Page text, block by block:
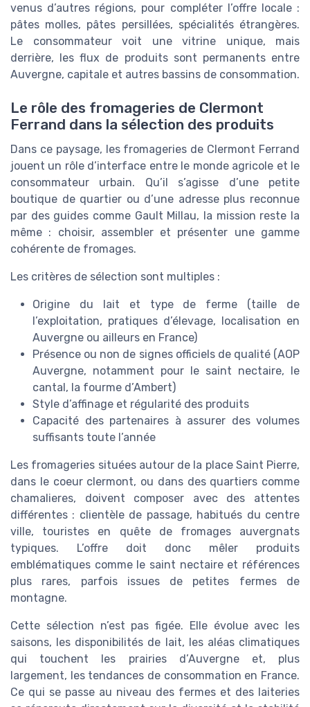
venus d’autres régions, pour compléter l’offre locale :
pâtes molles, pâtes persillées, spécialités étrangères.
Le consommateur voit une vitrine unique, mais
derrière, les flux de produits sont permanents entre
Auvergne, capitale et autres bassins de consommation.
Le rôle des fromageries de Clermont
Ferrand dans la sélection des produits
Dans ce paysage, les fromageries de Clermont Ferrand
jouent un rôle d’interface entre le monde agricole et le
consommateur urbain. Qu’il s’agisse d’une petite
boutique de quartier ou d’une adresse plus reconnue
par des guides comme Gault Millau, la mission reste la
même : choisir, assembler et présenter une gamme
cohérente de fromages.
Les critères de sélection sont multiples :
Origine du lait et type de ferme (taille de
l’exploitation, pratiques d’élevage, localisation en
Auvergne ou ailleurs en France)
Présence ou non de signes officiels de qualité (AOP
Auvergne, notamment pour le saint nectaire, le
cantal, la fourme d’Ambert)
Style d’affinage et régularité des produits
Capacité des partenaires à assurer des volumes
suffisants toute l’année
Les fromageries situées autour de la place Saint Pierre,
dans le coeur clermont, ou dans des quartiers comme
chamalieres, doivent composer avec des attentes
différentes : clientèle de passage, habitués du centre
ville, touristes en quête de fromages auvergnats
typiques. L’offre doit donc mêler produits
emblématiques comme le saint nectaire et références
plus rares, parfois issues de petites fermes de
montagne.
Cette sélection n’est pas figée. Elle évolue avec les
saisons, les disponibilités de lait, les aléas climatiques
qui touchent les prairies d’Auvergne et, plus
largement, les tendances de consommation en France.
Ce qui se passe au niveau des fermes et des laiteries